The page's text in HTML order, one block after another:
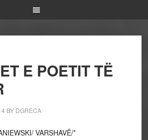
E POETIT TË
BY DGRECA
VARSHAVË/*